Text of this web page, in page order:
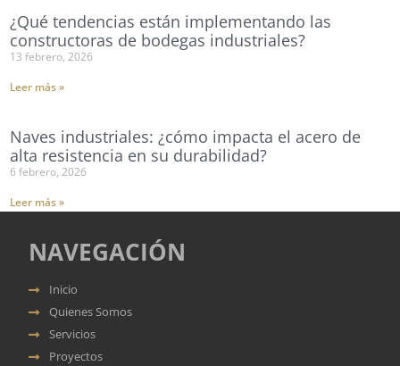
¿Qué tendencias están implementando las
constructoras de bodegas industriales?
13 febrero, 2026
Leer más »
Naves industriales: ¿cómo impacta el acero de
alta resistencia en su durabilidad?
6 febrero, 2026
Leer más »
NAVEGACIÓN
Inicio
Quienes Somos
Servicios
Proyectos